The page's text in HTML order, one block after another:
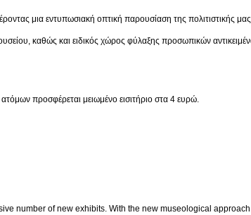
μια εντυπωσιακή οπτική παρουσίαση της πολιτιστικής
καθώς και ειδικός χώρος φύλαξης προσωπικών
προσφέρεται μειωμένο εισιτήριο στα 4 ευρώ.
number of new exhibits. With the new museological